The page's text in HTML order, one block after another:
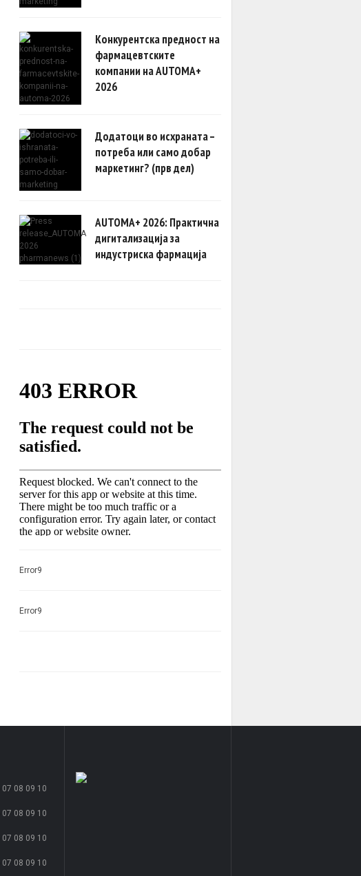
Конкурентска предност на
фармацевтските
компании на AUTOMA+
2026
Додатоци во исхраната –
потреба или само добар
маркетинг? (прв дел)
AUTOMA+ 2026: Практична
дигитализација за
индустриска фармација
Error9
Error9
07 08 09 10
07 08 09 10
07 08 09 10
07 08 09 10